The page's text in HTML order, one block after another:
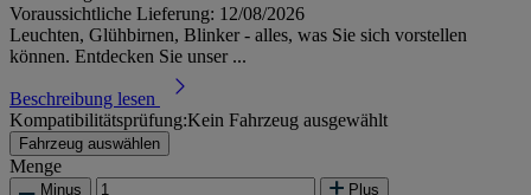
Voraussichtliche Lieferung: 12/08/2026
Leuchten, Glühbirnen, Blinker - alles, was Sie sich vorstellen
können. Entdecken Sie unser ...
Beschreibung lesen
Kompatibilitätsprüfung:Kein Fahrzeug ausgewählt
Fahrzeug auswählen
Menge
Minus
Plus